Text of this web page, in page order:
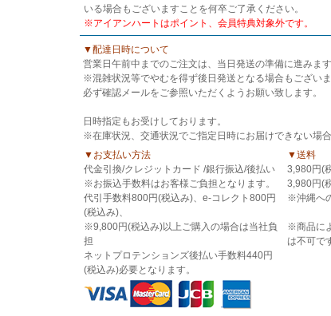
いる場合もございますことを何卒ご了承ください。
※アイアンハートはポイント、会員特典対象外です。
▼配達日時について
営業日午前中までのご注文は、当日発送の準備に進みます
※混雑状況等でやむを得ず後日発送となる場合もございま
必ず確認メールをご参照いただくようお願い致します。
日時指定もお受けしております。
※在庫状況、交通状況でご指定日時にお届けできない場合
▼お支払い方法
代金引換/クレジットカード /銀行振込/後払い
※お振込手数料はお客様ご負担となります。
代引手数料800円(税込み)、e-コレクト800円
(税込み)、
※9,800円(税込み)以上ご購入の場合は当社負
担
ネットプロテンションズ後払い手数料440円
(税込み)必要となります。
▼送料
3,980円(
3,980円(
※沖縄へ
※商品に
は不可で